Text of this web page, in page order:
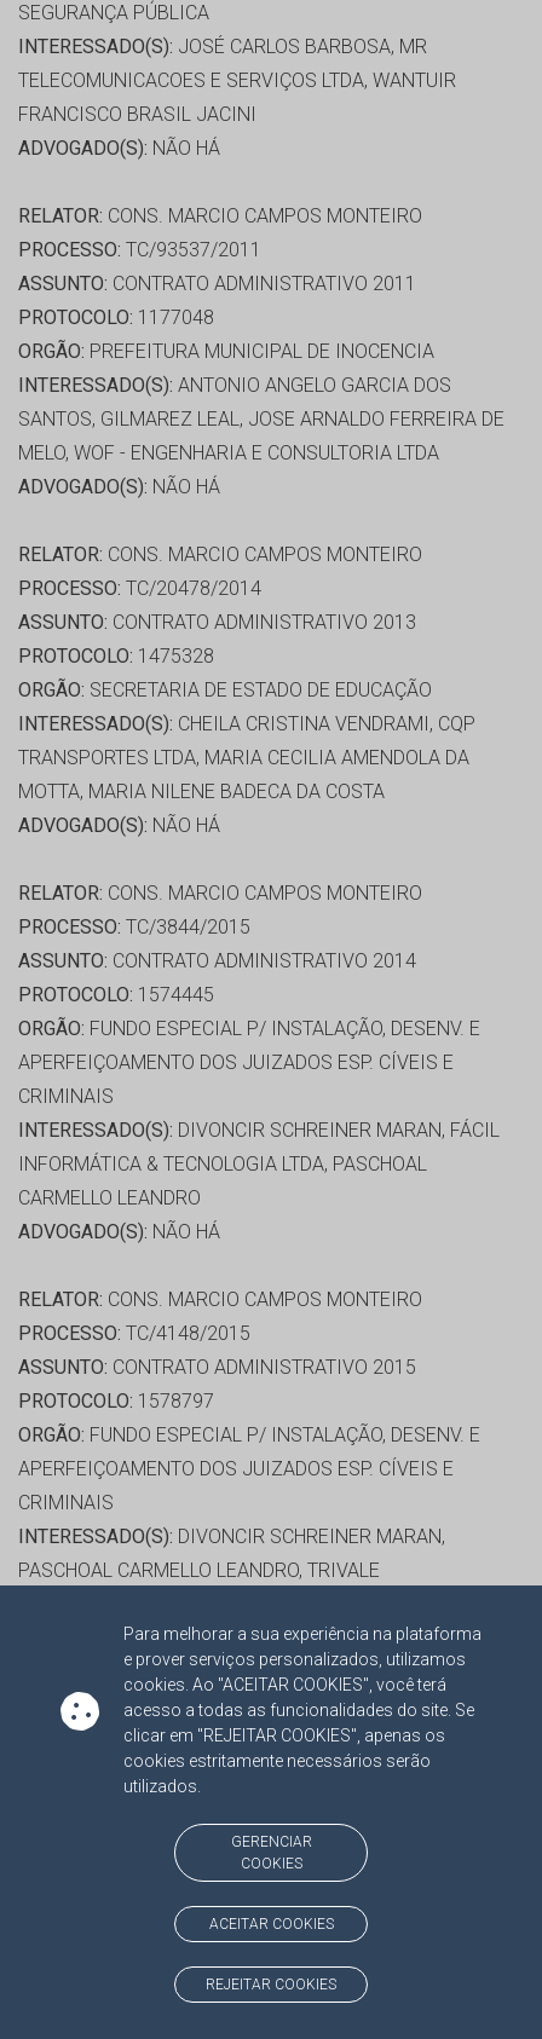
Para melhorar a sua experiência na plataforma
e prover serviços personalizados, utilizamos
cookies. Ao "ACEITAR COOKIES", você terá
acesso a todas as funcionalidades do site. Se
clicar em "REJEITAR COOKIES", apenas os
cookies estritamente necessários serão
utilizados.
GERENCIAR
COOKIES
ACEITAR COOKIES
REJEITAR COOKIES
SEGURANÇA PÚBLICA
INTERESSADO(S): JOSÉ CARLOS BARBOSA, MR
TELECOMUNICACOES E SERVIÇOS LTDA, WANTUIR
FRANCISCO BRASIL JACINI
ADVOGADO(S): NÃO HÁ
RELATOR: CONS. MARCIO CAMPOS MONTEIRO
PROCESSO: TC/93537/2011
ASSUNTO: CONTRATO ADMINISTRATIVO 2011
PROTOCOLO: 1177048
ORGÃO: PREFEITURA MUNICIPAL DE INOCENCIA
INTERESSADO(S): ANTONIO ANGELO GARCIA DOS
SANTOS, GILMAREZ LEAL, JOSE ARNALDO FERREIRA DE
MELO, WOF - ENGENHARIA E CONSULTORIA LTDA
ADVOGADO(S): NÃO HÁ
RELATOR: CONS. MARCIO CAMPOS MONTEIRO
PROCESSO: TC/20478/2014
ASSUNTO: CONTRATO ADMINISTRATIVO 2013
PROTOCOLO: 1475328
ORGÃO: SECRETARIA DE ESTADO DE EDUCAÇÃO
INTERESSADO(S): CHEILA CRISTINA VENDRAMI, CQP
TRANSPORTES LTDA, MARIA CECILIA AMENDOLA DA
MOTTA, MARIA NILENE BADECA DA COSTA
ADVOGADO(S): NÃO HÁ
RELATOR: CONS. MARCIO CAMPOS MONTEIRO
PROCESSO: TC/3844/2015
ASSUNTO: CONTRATO ADMINISTRATIVO 2014
PROTOCOLO: 1574445
ORGÃO: FUNDO ESPECIAL P/ INSTALAÇÃO, DESENV. E
APERFEIÇOAMENTO DOS JUIZADOS ESP. CÍVEIS E
CRIMINAIS
INTERESSADO(S): DIVONCIR SCHREINER MARAN, FÁCIL
INFORMÁTICA & TECNOLOGIA LTDA, PASCHOAL
CARMELLO LEANDRO
ADVOGADO(S): NÃO HÁ
RELATOR: CONS. MARCIO CAMPOS MONTEIRO
PROCESSO: TC/4148/2015
ASSUNTO: CONTRATO ADMINISTRATIVO 2015
PROTOCOLO: 1578797
ORGÃO: FUNDO ESPECIAL P/ INSTALAÇÃO, DESENV. E
APERFEIÇOAMENTO DOS JUIZADOS ESP. CÍVEIS E
CRIMINAIS
INTERESSADO(S): DIVONCIR SCHREINER MARAN,
PASCHOAL CARMELLO LEANDRO, TRIVALE
ADVOGADO(S):NÃO HÁ
RELATOR:
CONS. MARCIO CAMPOS MONTEIRO
TC/7680/2007
CONTRATO DE OBRA 2007
EMPRESA DE SANEAMENTO DE MATO GROSSO
DO SUL SOCIEDADE ANÔNIMA
JOSÉ CARLOS BARBOSA, LOG
ENGENHARIA LTDA
NÃO HÁ